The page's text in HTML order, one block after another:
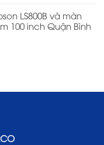
LS800B và màn
100 inch Quận Bình